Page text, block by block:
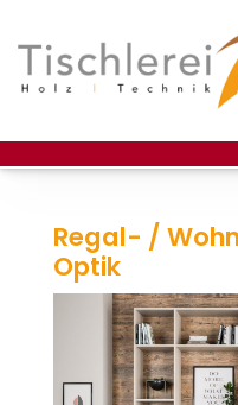
Regal- /
Optik